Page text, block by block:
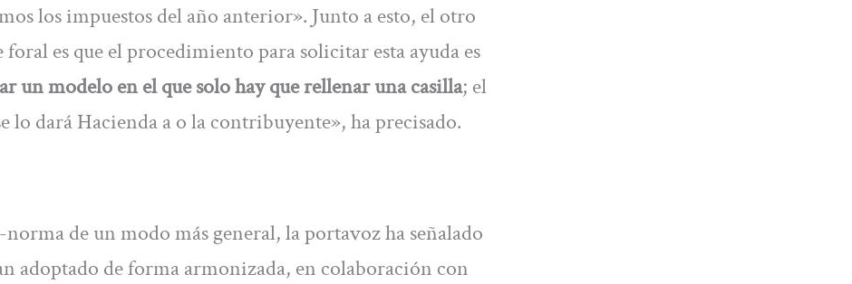
los impuestos del año anterior». Junto a esto, el otro
es que el procedimiento para solicitar esta ayuda es
un modelo en el que solo hay que rellenar una casilla; el
dará Hacienda a o la contribuyente», ha precisado.
de un modo más general, la portavoz ha señalado
adoptado de forma armonizada, en colaboración con